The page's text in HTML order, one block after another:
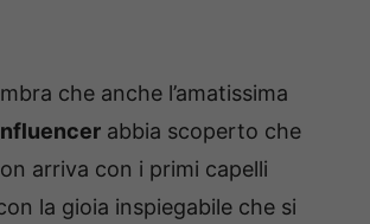
che anche l’amatissima
abbia scoperto che
arriva con i primi capelli
la gioia inspiegabile che si